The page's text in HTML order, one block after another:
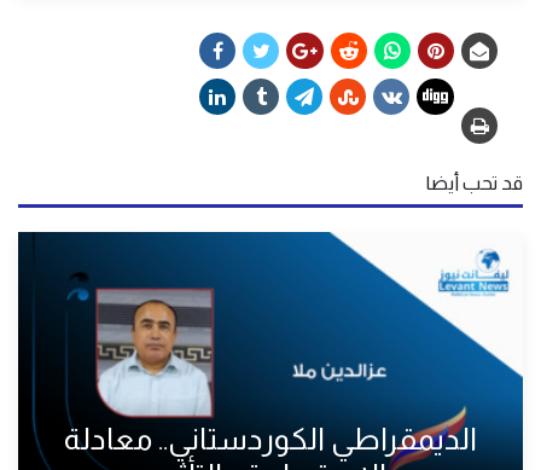
قد تحب أيضا
الديمقراطي الكوردستاني.. معادلة